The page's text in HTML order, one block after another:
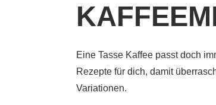
Eine Tasse Kaffee passt doch
Rezepte für dich, damit
Variationen.